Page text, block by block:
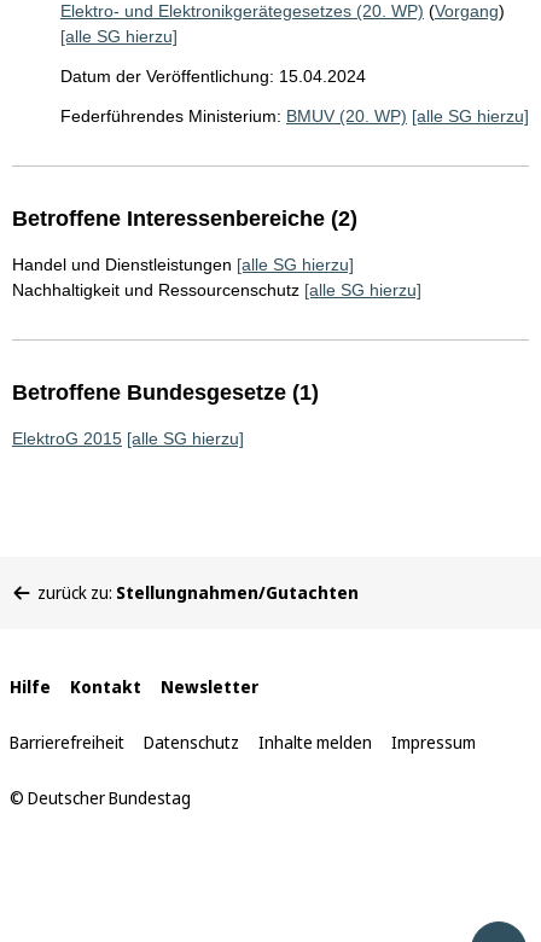
Elektro- und Elektronikgerätegesetzes (20. WP) (Vorgang)
[alle SG hierzu]
Datum der Veröffentlichung: 15.04.2024
Federführendes Ministerium: BMUV (20. WP) [alle SG hierzu]
Betroffene Interessenbereiche (2)
Handel und Dienstleistungen [alle SG hierzu]
Nachhaltigkeit und Ressourcenschutz [alle SG hierzu]
Betroffene Bundesgesetze (1)
ElektroG 2015 [alle SG hierzu]
befinden
zurück zu: Stellungnahmen/Gutachten
Interne
Links
Hilfe Kontakt Newsletter
Barrierefreiheit Datenschutz Inhalte melden Impressum
© Deutscher Bundestag